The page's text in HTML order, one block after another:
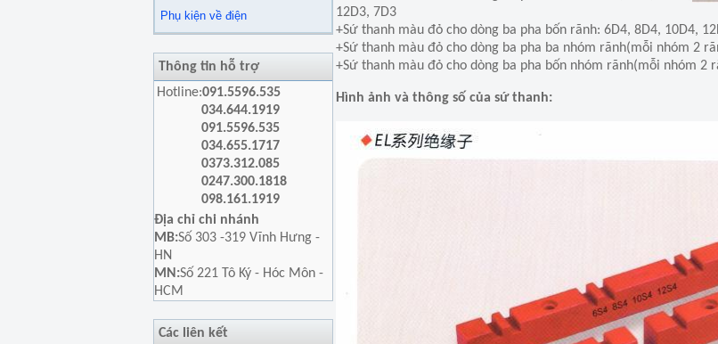
Phụ kiện về điện
Thông tin hỗ trợ
Hotline:091.5596.535
034.644.1919
091.5596.535
034.655.1717
0373.312.085
0247.300.1818
098.161.1919
Địa chỉ chi nhánh
MB:Số 303 -319 Vĩnh Hưng -
HN
MN:Số 221 Tô Ký - Hóc Môn -
HCM
Các liên kết
12D3, 7D3
+Sứ thanh màu đỏ cho dòng ba pha bốn rãnh: 6D4, 8D4, 10D4,
+Sứ thanh màu đỏ cho dòng ba pha ba nhóm rãnh(mỗi nhóm 2
+Sứ thanh màu đỏ cho dòng ba pha bốn nhóm rãnh(mỗi nhóm 2
Hình ảnh và thông số của sứ thanh: